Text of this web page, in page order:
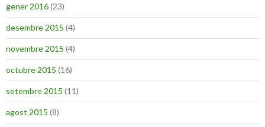
gener 2016(23)
desembre 2015 (4)
novembre 2015 (4)
octubre 2015 (16)
setembre 2015 (11)
agost 2015 (8)